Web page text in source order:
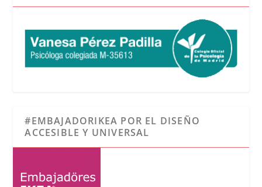
#EMBAJADORIKEA POR EL DISEÑO
ACCESIBLE Y UNIVERSAL